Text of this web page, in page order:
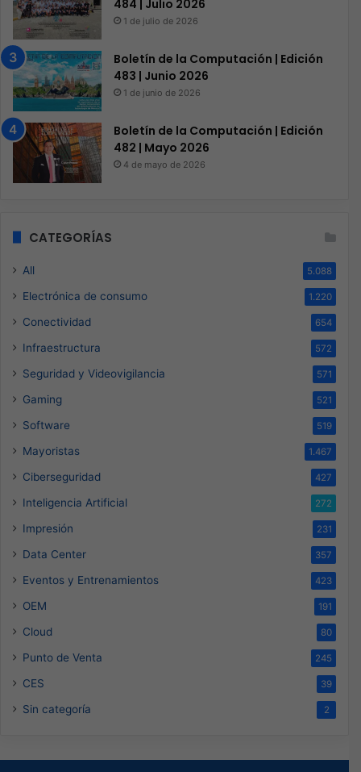
484 | Julio 2026
1 de julio de 2026
Boletín de la Computación | Edición
483 | Junio 2026
1 de junio de 2026
Boletín de la Computación | Edición
482 | Mayo 2026
4 de mayo de 2026
CATEGORÍAS
All 5.088
Electrónica de consumo 1.220
Conectividad 654
Infraestructura 572
Seguridad y Videovigilancia 571
Gaming 521
Software 519
Mayoristas 1.467
Ciberseguridad 427
Inteligencia Artificial 272
Impresión 231
Data Center 357
Eventos y Entrenamientos 423
OEM 191
Cloud 80
Punto de Venta 245
CES 39
Sin categoría 2